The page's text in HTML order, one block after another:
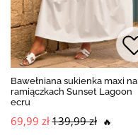
Bawełniana sukienka maxi na
ramiączkach Sunset Lagoon
ecru
69,99 zł139,99 zł 🔥